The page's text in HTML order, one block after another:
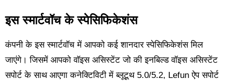
इस स्मार्टवॉच के स्पेसिफिकेशंस
कंपनी के इस स्मार्टवॉच में आपको कई शानदार स्पेसिफिकेशंस मिल
जाएंगे। जिसमें आपको वॉइस असिस्टेंट जो की इनबिल्ड वॉइस असिस्टेंट
सपोर्ट के साथ आएगा कनेक्टिविटी में ब्लूटूथ 5.0/5.2, Lefun ऐप सपोर्ट